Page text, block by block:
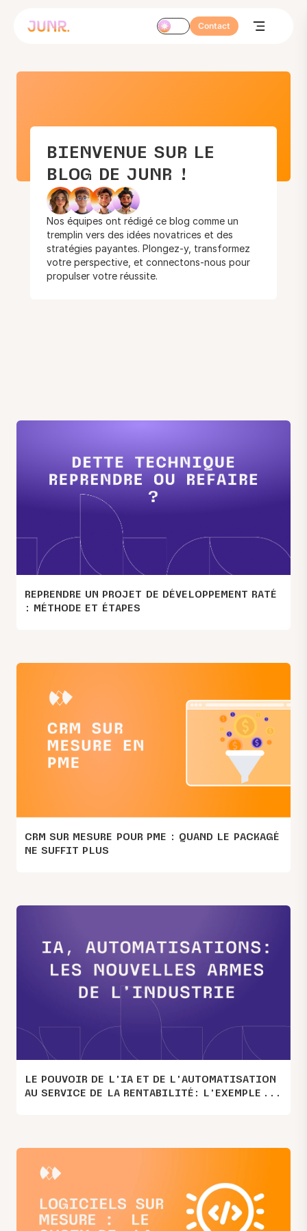
Contact
BIENVENUE SUR LE
BLOG DE JUNR !
Nos équipes ont rédigé ce blog comme un
tremplin vers des idées novatrices et des
stratégies payantes. Plongez-y, transformez
votre perspective, et connectons-nous pour
propulser votre réussite.
REPRENDRE UN PROJET DE DÉVELOPPEMENT RATÉ
: MÉTHODE ET ÉTAPES
CRM SUR MESURE POUR PME : QUAND LE PACKAGÉ
NE SUFFIT PLUS
LE POUVOIR DE L’IA ET DE L’AUTOMATISATION
AU SERVICE DE LA RENTABILITÉ: L’EXEMPLE DE